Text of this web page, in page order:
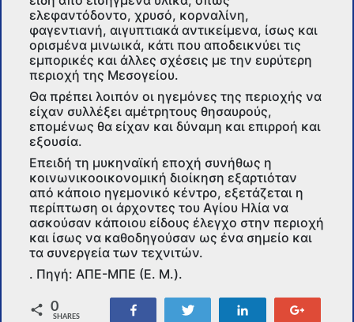
ελεφαντόδοντο, χρυσό, κορναλίνη,
φαγεντιανή, αιγυπτιακά αντικείμενα, ίσως και
ορισμένα μινωικά, κάτι που αποδεικνύει τις
εμπορικές και άλλες σχέσεις με την ευρύτερη
περιοχή της Μεσογείου.
Θα πρέπει λοιπόν οι ηγεμόνες της περιοχής να
είχαν συλλέξει αμέτρητους θησαυρούς,
επομένως θα είχαν και δύναμη και επιρροή και
εξουσία.
Επειδή τη μυκηναϊκή εποχή συνήθως η
κοινωνικοοικονομική διοίκηση εξαρτιόταν
από κάποιο ηγεμονικό κέντρο, εξετάζεται η
περίπτωση οι άρχοντες του Αγίου Ηλία να
ασκούσαν κάποιου είδους έλεγχο στην περιοχή
και ίσως να καθοδηγούσαν ως ένα σημείο και
τα συνεργεία των τεχνιτών.
. Πηγή: ΑΠΕ-ΜΠΕ (Ε. Μ.).
0
SHARES